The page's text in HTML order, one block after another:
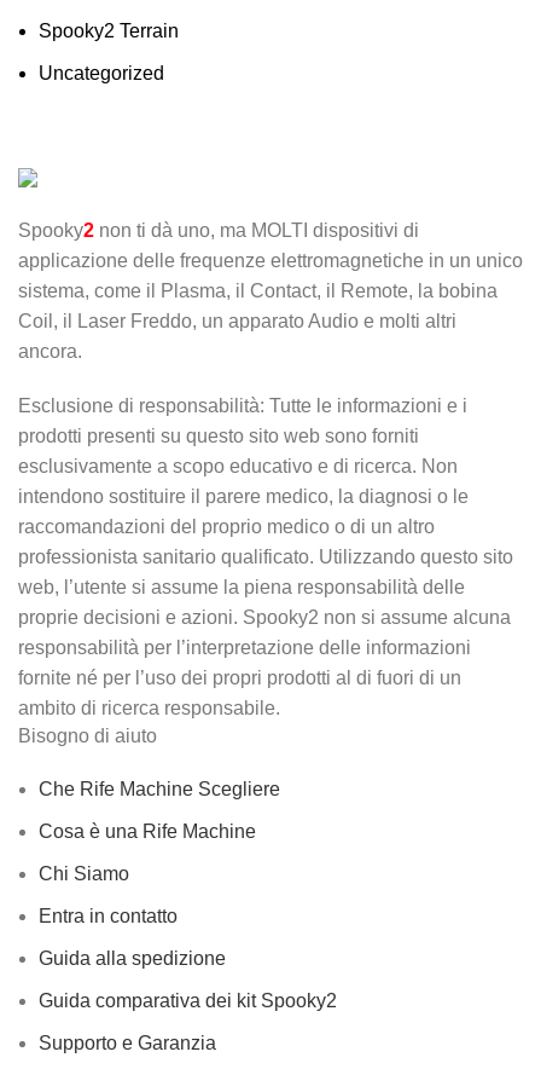
Spooky2 Terrain
Uncategorized
Spooky2 non ti dà uno, ma MOLTI dispositivi di
applicazione delle frequenze elettromagnetiche in un unico
sistema, come il Plasma, il Contact, il Remote, la bobina
Coil, il Laser Freddo, un apparato Audio e molti altri
ancora.
Esclusione di responsabilità: Tutte le informazioni e i
prodotti presenti su questo sito web sono forniti
esclusivamente a scopo educativo e di ricerca. Non
intendono sostituire il parere medico, la diagnosi o le
raccomandazioni del proprio medico o di un altro
professionista sanitario qualificato. Utilizzando questo sito
web, l’utente si assume la piena responsabilità delle
proprie decisioni e azioni. Spooky2 non si assume alcuna
responsabilità per l’interpretazione delle informazioni
fornite né per l’uso dei propri prodotti al di fuori di un
ambito di ricerca responsabile.
Bisogno di aiuto
Che Rife Machine Scegliere
Cosa è una Rife Machine
Chi Siamo
Entra in contatto
Guida alla spedizione
Guida comparativa dei kit Spooky2
Supporto e Garanzia